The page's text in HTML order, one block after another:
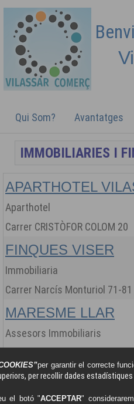
Qui Som? Avantatges
APARTHOTEL
Aparthotel
Carrer CRISTÒFOR COLOM 20
FINQUES VISER
Immobiliaria
Carrer Narcís Monturiol 71-81
MARESME LLAR
Assesors Immobiliaris
POUS SERVEIS
Administració de
per garantir el correcte
per recollir dades
el botó "ACCEPTAR"